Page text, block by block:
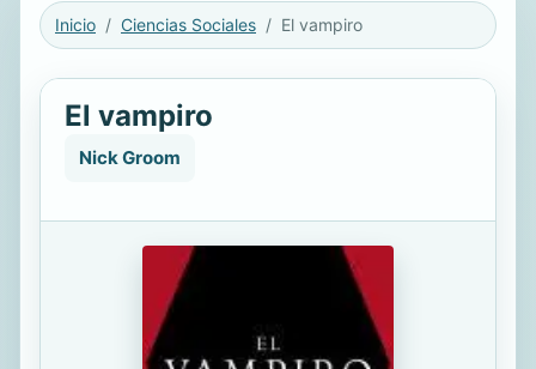
Inicio Ciencias Sociales El vampiro
El vampiro
Nick Groom